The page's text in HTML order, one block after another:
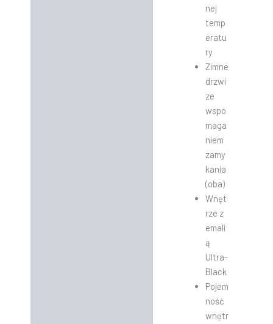
nej
temp
eratu
ry
Zimne
drzwi
ze
wspo
maga
niem
zamy
kania
(oba)
Wnęt
rze z
emali
ą
Ultra-
Black
Pojem
ność
wnętr